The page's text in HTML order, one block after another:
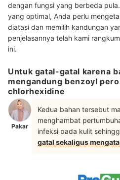
dengan fungsi yang berbeda
yang optimal, Anda perlu
diatasi dan memilih kandungan
penjelasannya telah kami
ini.
Untuk gatal-gatal karena
mengandung benzoyl
chlorhexidine
Pakar
Kedua bahan tersebut
menghambat
infeksi pada kulit
gatal sekaligus